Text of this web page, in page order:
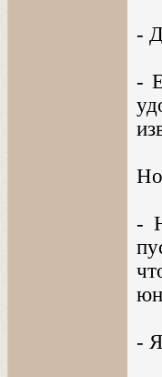
-
-
-
-